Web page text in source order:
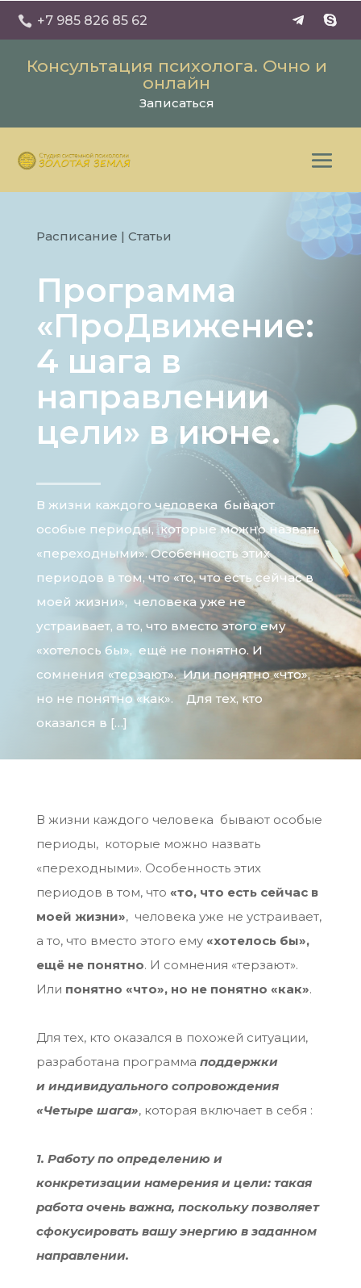
 +7 985 826 85 62
Консультация психолога. Очно и
онлайн
Записаться
Расписание | Статьи
Программа
«ПроДвижение:
4 шага в
направлении
цели» в июне.
В жизни каждого человека бывают
особые периоды, которые можно назвать
«переходными». Особенность этих
периодов в том, что «то, что есть сейчас в
моей жизни», человека уже не
устраивает, а то, что вместо этого ему
«хотелось бы», ещё не понятно. И
сомнения «терзают». Или понятно «что»,
но не понятно «как». Для тех, кто
оказался в […]
В жизни каждого человека бывают особые
периоды, которые можно назвать
«переходными». Особенность этих
периодов в том, что «то, что есть сейчас в
моей жизни», человека уже не устраивает,
а то, что вместо этого ему «хотелось бы»,
ещё не понятно. И сомнения «терзают».
Или понятно «что», но не понятно «как».
Для тех, кто оказался в похожей ситуации,
разработана программа поддержки
и индивидуального сопровождения
«Четыре шага», которая включает в себя :
1. Работу по определению и
конкретизации намерения и цели: такая
работа очень важна, поскольку позволяет
сфокусировать вашу энергию в заданном
направлении.